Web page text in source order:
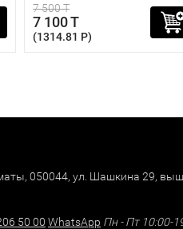
7 500 T
7 100 T
(1314.81 P)
050044, ул. Шашкина 29,
50 00 WhatsApp Пн - Пт 10:00-